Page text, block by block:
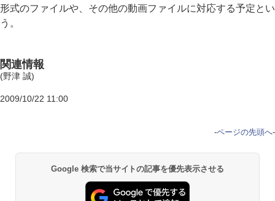
形式のファイルや、その他の動画ファイルに対応する予定とい
う。
関連情報
(野津 誠)
2009/10/22 11:00
-ページの先頭へ-
Google 検索で当サイトの記事を優先表示させる